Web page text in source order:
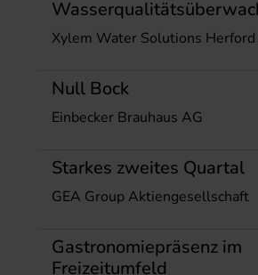
Xylem Water Solutions Herford
Null Bock
Einbecker Brauhaus AG
Starkes zweites Quartal
GEA Group Aktiengesellschaft
Gastronomiepräsenz im
Freizeitumfeld